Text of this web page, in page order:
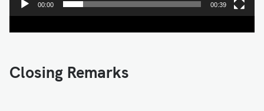
00:00 00:39
Closing Remarks